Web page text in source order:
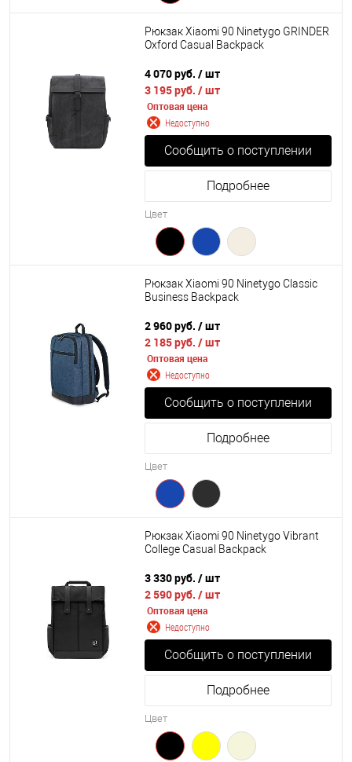
Рюкзак Xiaomi 90 Ninetygo GRINDER
Oxford Casual Backpack
4 070 руб. / шт
3 195 руб. / шт
Оптовая цена
Недоступно
Сообщить о поступлении
Подробнее
Цвет
Рюкзак Xiaomi 90 Ninetygo Classic
Business Backpack
2 960 руб. / шт
2 185 руб. / шт
Оптовая цена
Недоступно
Сообщить о поступлении
Подробнее
Цвет
Рюкзак Xiaomi 90 Ninetygo Vibrant
College Casual Backpack
3 330 руб. / шт
2 590 руб. / шт
Оптовая цена
Недоступно
Сообщить о поступлении
Подробнее
Цвет